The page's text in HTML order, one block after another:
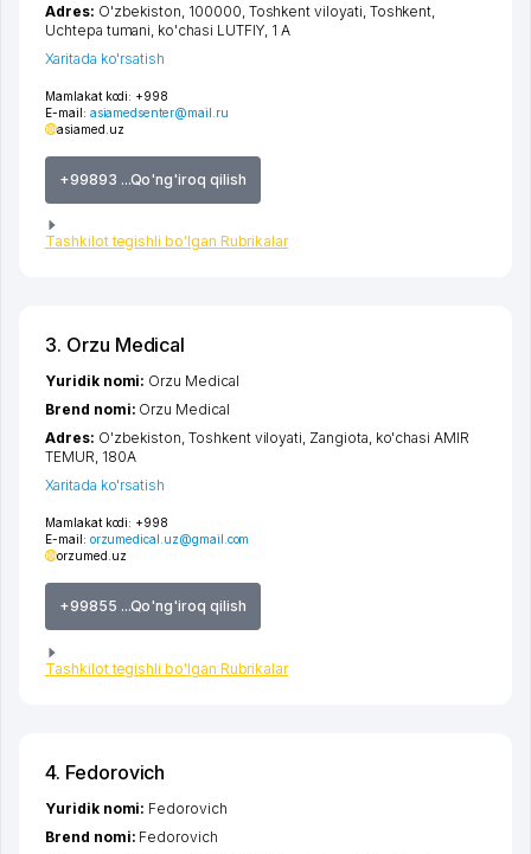
Mamlakat kodi: +998
E-mail: asiamedsenter@mail.ru
asiamed.uz
+99893 ...Qo'ng'iroq qilish
Tashkilot tegishli bo'lgan Rubrikalar
Adres: O'zbekiston, 100000, Toshkent viloyati, Toshkent,
Uchtepa tumani, ko'chasi LUTFIY, 1 A
Xaritada ko'rsatish
3. Orzu Medical
Mamlakat kodi: +998
E-mail: orzumedical.uz@gmail.com
orzumed.uz
+99855 ...Qo'ng'iroq qilish
Tashkilot tegishli bo'lgan Rubrikalar
Yuridik nomi: Orzu Medical
Brend nomi: Orzu Medical
Adres: O'zbekiston,Toshkent viloyati, Zangiota, ko'chasi AMIR
TEMUR, 180А
Xaritada ko'rsatish
4. Fedorovich
Yuridik nomi: Fedorovich
Brend nomi: Fedorovich